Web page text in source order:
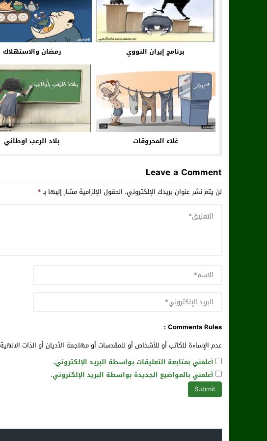
برنامج إيران النووي رمضان والاستهلاك
غلاء المحروقات بلاد الرعب اوطاني
Leave a Comment
لن يتم نشر عنوان بريدك الإلكتروني. الحقول الإلزامية مشار إليها بـ*
Comments Rules :
عدم الإساءة للكاتب أو للأشخاص أو للمقدسات أو مهاجمة الأديان أو الذات
أعلمني بمتابعة التعليقات بواسطة البريد الإلكتروني.
أعلمني بالمواضيع الجديدة بواسطة البريد الإلكتروني.